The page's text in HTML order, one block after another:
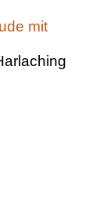
mit